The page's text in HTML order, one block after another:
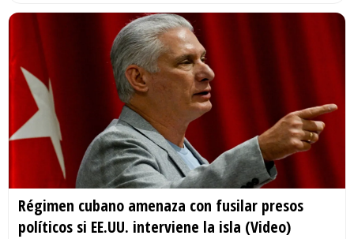
Régimen cubano amenaza con fusilar presos
políticos si EE.UU. interviene la isla (Video)